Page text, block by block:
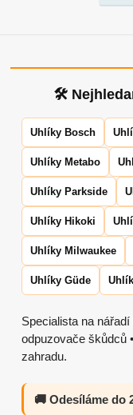
🛠
Uhlíky Bosch
Uhlíky Metabo
Uhlíky Parkside
Uhlíky Hikoki
Uhlíky Milwaukee
Uhlíky Güde
Specialista na
odpuzovače škůdců
zahradu.
🚚 Odesíláme do